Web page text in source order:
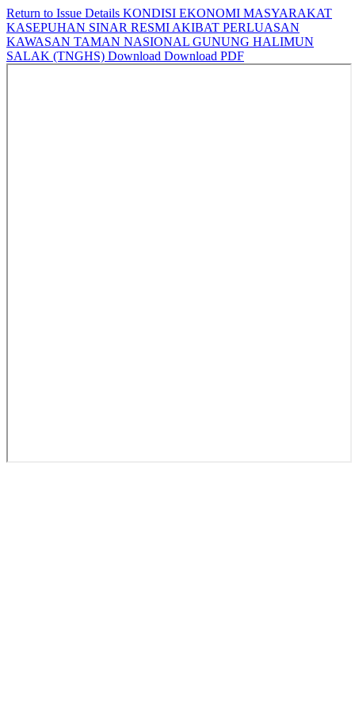
Return to Issue Details KONDISI EKONOMI MASYARAKAT
KASEPUHAN SINAR RESMI AKIBAT PERLUASAN
KAWASAN TAMAN NASIONAL GUNUNG HALIMUN
SALAK (TNGHS) Download Download PDF